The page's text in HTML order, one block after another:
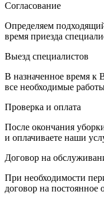
Согласование
Определяем
время приезда
Выезд специалистов
В назначенное время к
все необходимые
Проверка и оплата
После окончания
и оплачиваете наши
Договор на
При необходимости
договор на постоянное